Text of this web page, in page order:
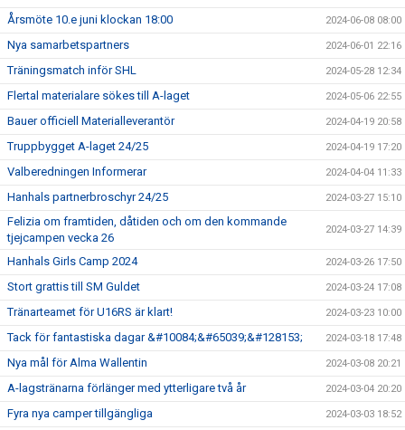
Årsmöte 10.e juni klockan 18:00 2024-06-08 08:00
Nya samarbetspartners 2024-06-01 22:16
Träningsmatch inför SHL 2024-05-28 12:34
Flertal materialare sökes till A-laget 2024-05-06 22:55
Bauer officiell Materialleverantör 2024-04-19 20:58
Truppbygget A-laget 24/25 2024-04-19 17:20
Valberedningen Informerar 2024-04-04 11:33
Hanhals partnerbroschyr 24/25 2024-03-27 15:10
Felizia om framtiden, dåtiden och om den kommande
tjejcampen vecka 26
2024-03-27 14:39
Hanhals Girls Camp 2024 2024-03-26 17:50
Stort grattis till SM Guldet 2024-03-24 17:08
Tränarteamet för U16RS är klart! 2024-03-23 10:00
Tack för fantastiska dagar &#10084;&#65039;&#128153; 2024-03-18 17:48
Nya mål för Alma Wallentin 2024-03-08 20:21
A-lagstränarna förlänger med ytterligare två år 2024-03-04 20:20
Fyra nya camper tillgängliga 2024-03-03 18:52